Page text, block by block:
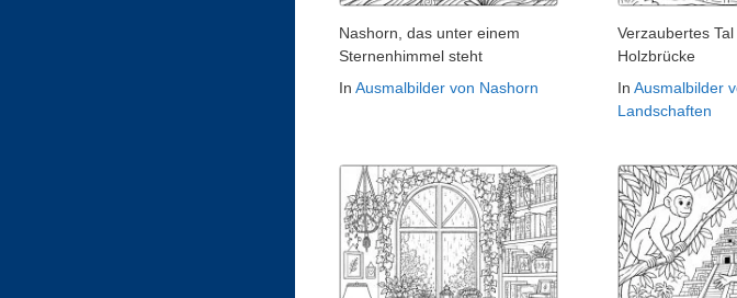
Nashorn, das unter einem
Sternenhimmel steht
In Ausmalbilder von Nashorn
Verzaubertes
Holzbrücke
In Ausmalbilder
Landschaften